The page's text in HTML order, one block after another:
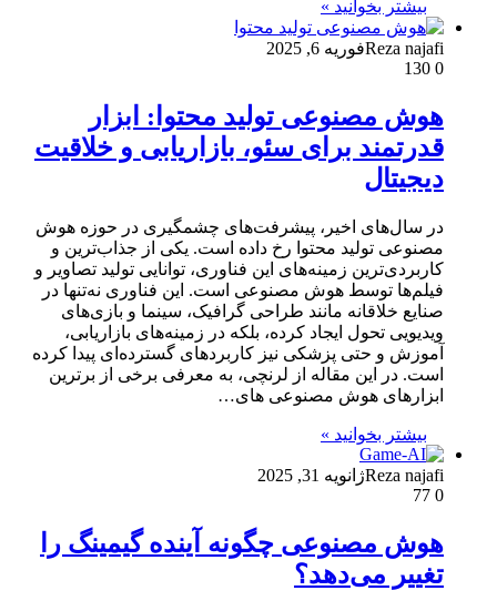
بیشتر بخوانید »
Reza najafiفوریه 6, 2025
0
هوش مصنوعی تولید محتوا: ابزار
قدرتمند برای سئو، بازاریابی و خلاقیت
دیجیتال
در سال‌های اخیر، پیشرفت‌های چشمگیری در حوزه هوش
مصنوعی تولید محتوا رخ داده است. یکی از جذاب‌ترین و
کاربردی‌ترین زمینه‌های این فناوری، توانایی تولید تصاویر و
فیلم‌ها توسط هوش مصنوعی است. این فناوری نه‌تنها در
صنایع خلاقانه مانند طراحی گرافیک، سینما و بازی‌های
ویدیویی تحول ایجاد کرده، بلکه در زمینه‌های بازاریابی،
آموزش و حتی پزشکی نیز کاربردهای گسترده‌ای پیدا کرده
است. در این مقاله از لرنچی، به معرفی برخی از برترین
ابزارهای هوش مصنوعی های…
بیشتر بخوانید »
Reza najafiژانویه 31, 2025
0
هوش مصنوعی چگونه آینده گیمینگ را
تغییر می‌دهد؟